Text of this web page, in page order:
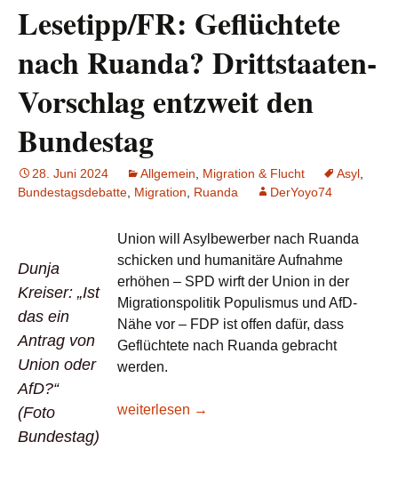
Lesetipp/FR: Geflüchtete
nach Ruanda? Drittstaaten-
Vorschlag entzweit den
Bundestag
28. Juni 2024 Allgemein Migration & Flucht Asyl
Bundestagsdebatte Migration Ruanda DerYoyo74
Dunja
Kreiser: „Ist
das ein
Antrag von
Union oder
AfD?“
(Foto
Bundestag)
Union will Asylbewerber nach Ruanda
schicken und humanitäre Aufnahme
erhöhen – SPD wirft der Union in der
Migrationspolitik Populismus und AfD-
Nähe vor – FDP ist offen dafür, dass
Geflüchtete nach Ruanda gebracht
werden.
Lesetipp/FR: Geflüchtete nach Ruanda?
weiterlesen →